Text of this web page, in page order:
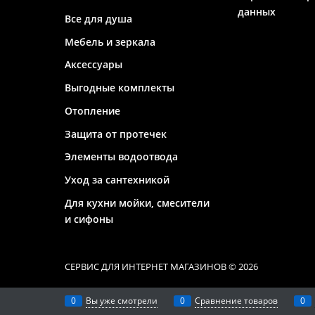
Все для душа
Мебель и зеркала
Аксессуары
Выгодные комплекты
Отопление
Защита от протечек
Элементы водоотвода
Уход за сантехникой
Для кухни мойки, смесители
и сифоны
данных
СЕРВИС ДЛЯ ИНТЕРНЕТ МАГАЗИНОВ© 2026
0 Вы уже смотрели 0 Сравнение товаров 0